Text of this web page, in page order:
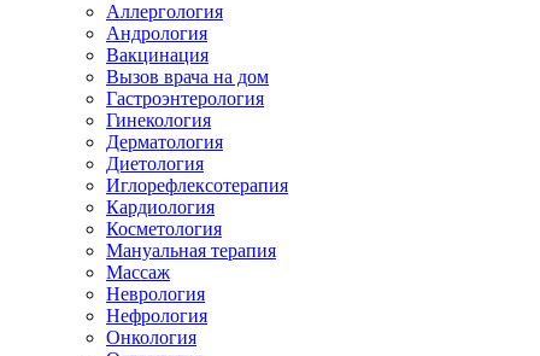
Аллергология
Андрология
Вакцинация
Вызов врача на дом
Гастроэнтерология
Гинекология
Дерматология
Диетология
Иглорефлексотерапия
Кардиология
Косметология
Мануальная терапия
Массаж
Неврология
Нефрология
Онкология